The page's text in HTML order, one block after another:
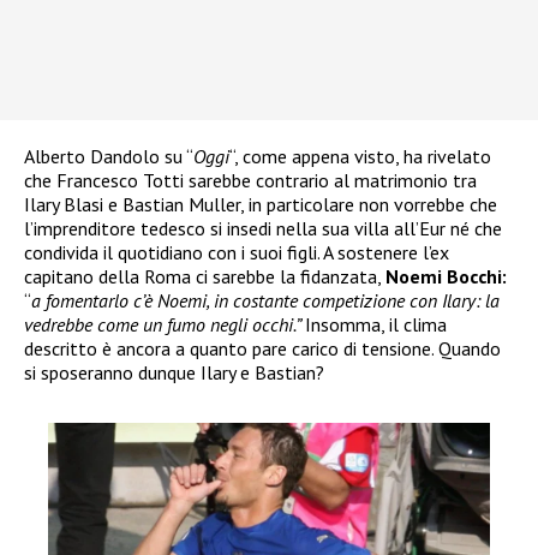
Alberto Dandolo su “Oggi“, come appena visto, ha rivelato
che Francesco Totti sarebbe contrario al matrimonio tra
Ilary Blasi e Bastian Muller, in particolare non vorrebbe che
l’imprenditore tedesco si insedi nella sua villa all’Eur né che
condivida il quotidiano con i suoi figli. A sostenere l’ex
capitano della Roma ci sarebbe la fidanzata, Noemi Bocchi:
“a fomentarlo c’è Noemi, in costante competizione con Ilary: la
vedrebbe come un fumo negli occhi.”Insomma, il clima
descritto è ancora a quanto pare carico di tensione. Quando
si sposeranno dunque Ilary e Bastian?